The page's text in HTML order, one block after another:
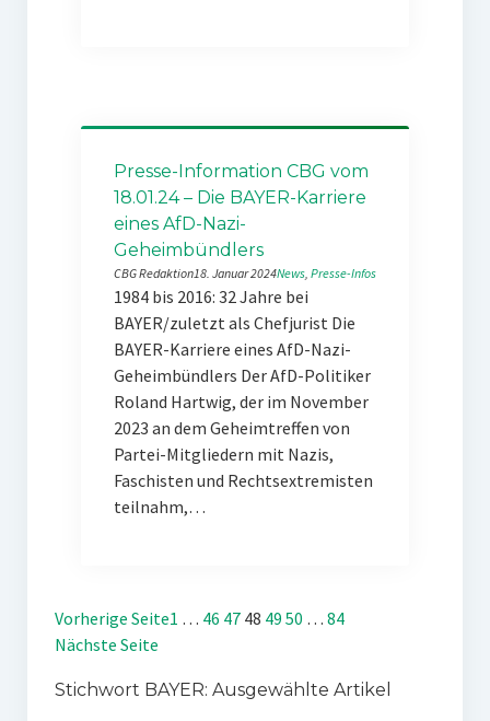
Presse-Information CBG vom
18.01.24 – Die BAYER-Karriere
eines AfD-Nazi-
Geheimbündlers
CBG Redaktion18. Januar 2024News, Presse-Infos
1984 bis 2016: 32 Jahre bei
BAYER/zuletzt als Chefjurist Die
BAYER-Karriere eines AfD-Nazi-
Geheimbündlers Der AfD-Politiker
Roland Hartwig, der im November
2023 an dem Geheimtreffen von
Partei-Mitgliedern mit Nazis,
Faschisten und Rechtsextremisten
teilnahm,…
Vorherige Seite1 … 46 47 48 49 50 … 84
Nächste Seite
Stichwort BAYER: Ausgewählte Artikel